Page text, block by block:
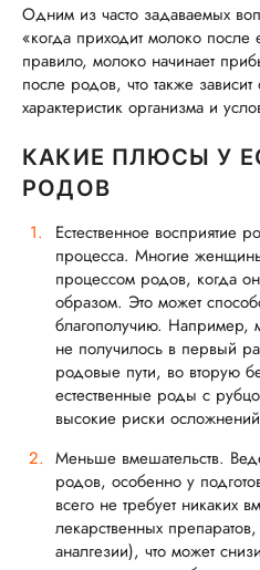
Одним из часто задаваемых
«когда приходит молоко после
правило, молоко начинает
после родов, что также
характеристик организма и
КАКИЕ ПЛЮСЫ У
РОДОВ
Естественное восприятие
процесса. Многие
процессом родов, когда
образом. Это может
благополучию. Например,
не получилось в первый
родовые пути, во вторую
естественные роды с
высокие риски
Меньше вмешательств.
родов, особенно у
всего не требует никаких
лекарственных
аналгезии), что может